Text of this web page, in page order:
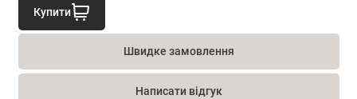
Купити
Швидке замовлення
Написати відгук